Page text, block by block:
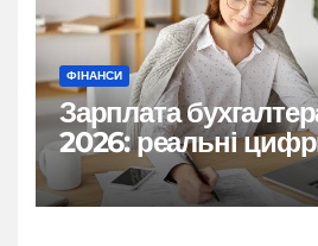
ФІНАНСИ
Зарплата
2026: реальні
нюанси